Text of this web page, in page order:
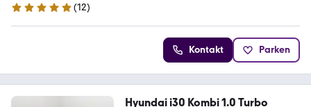
5 Sterne
(12)
Kontakt Parken
Hyundai i30 Kombi 1.0 Turbo